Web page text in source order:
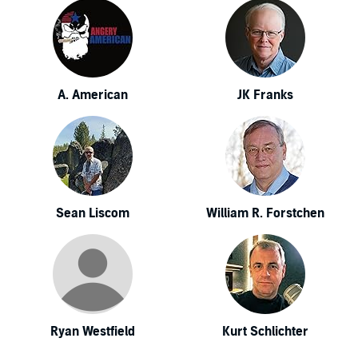
A. American JK Franks
Sean Liscom William R. Forstchen
Ryan Westfield Kurt Schlichter